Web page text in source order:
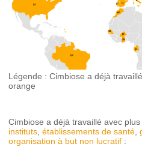
Légende : Cimbiose a déjà
orange
Cimbiose a déjà travaillé avec
instituts établissements de santé
organisation à but non lucratif :